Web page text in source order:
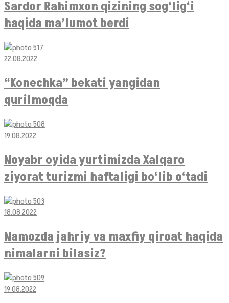
Sardor Rahimxon qizining sog‘lig‘i
haqida ma’lumot berdi
22.08.2022
“Konechka” bekati yangidan
qurilmoqda
19.08.2022
Noyabr oyida yurtimizda Xalqaro
ziyorat turizmi haftaligi bo‘lib o‘tadi
18.08.2022
Namozda jahriy va maxfiy qiroat haqida
nimalarni bilasiz?
19.08.2022